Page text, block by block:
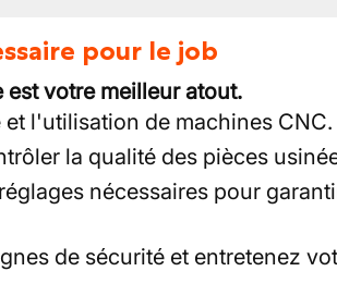
pour le job
votre meilleur atout.
l'utilisation de machines CNC.
la qualité des pièces
nécessaires pour
de sécurité et entretenez